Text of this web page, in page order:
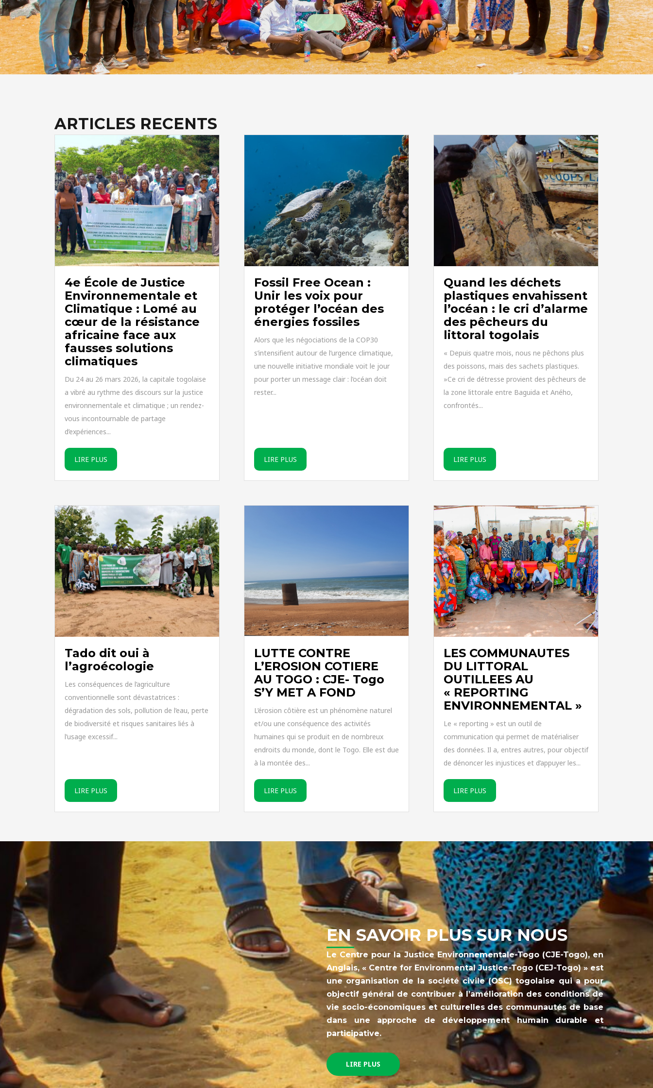
ARTICLES RECENTS
4e École de Justice
Environnementale et
Climatique : Lomé au
cœur de la résistance
africaine face aux
fausses solutions
climatiques
Du 24 au 26 mars 2026, la capitale togolaise
a vibré au rythme des discours sur la justice
environnementale et climatique ; un rendez-
vous incontournable de partage
d’expériences...
LIRE PLUS
Fossil Free Ocean :
Unir les voix pour
protéger l’océan des
énergies fossiles
Alors que les négociations de la COP30
s’intensifient autour de l’urgence climatique,
une nouvelle initiative mondiale voit le jour
pour porter un message clair : l’océan doit
rester...
LIRE PLUS
Quand les déchets
plastiques envahissent
l’océan : le cri d’alarme
des pêcheurs du
littoral togolais
« Depuis quatre mois, nous ne pêchons plus
des poissons, mais des sachets plastiques.
»Ce cri de détresse provient des pêcheurs de
la zone littorale entre Baguida et Aného,
confrontés...
LIRE PLUS
Tado dit oui à
l’agroécologie
Les conséquences de l’agriculture
conventionnelle sont dévastatrices :
dégradation des sols, pollution de l’eau, perte
de biodiversité et risques sanitaires liés à
l’usage excessif...
LIRE PLUS
LUTTE CONTRE
L’EROSION COTIERE
AU TOGO : CJE- Togo
S’Y MET A FOND
L’érosion côtière est un phénomène naturel
et/ou une conséquence des activités
humaines qui se produit en de nombreux
endroits du monde, dont le Togo. Elle est due
à la montée des...
LIRE PLUS
LES COMMUNAUTES
DU LITTORAL
OUTILLEES AU
« REPORTING
ENVIRONNEMENTAL »
Le « reporting » est un outil de
communication qui permet de matérialiser
des données. Il a, entres autres, pour objectif
de dénoncer les injustices et d’appuyer les...
LIRE PLUS
EN SAVOIR PLUS SUR NOUS
Le Centre pour la Justice Environnementale-Togo (CJE-Togo), en
Anglais, « Centre for Environmental Justice-Togo (CEJ-Togo) » est
une organisation de la société civile (OSC) togolaise qui a pour
objectif général de contribuer à l’amélioration des conditions de
vie socio-économiques et culturelles des communautés de base
dans une approche de développement humain durable et
participative.
LIRE PLUS